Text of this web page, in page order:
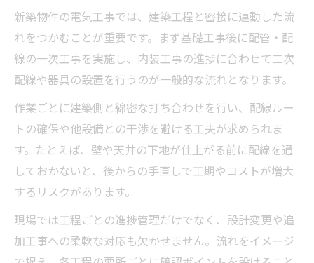
影響
現場で守るべき電気工事安全基準と判断力
将来性ある電気工事士のキャリアと工事枠組み
解
電気工事の流れがキャリアに及ぼす影響を
解説
電気工事士は勝ち組か？現場経験から考察
性
電気工事資格と実務経験が収入に直結する
新築物件の電気工事では、建築工程と密接に連動した流
れをつかむことが重要です。まず基礎工事後に配管・配
線の一次工事を実施し、内装工事の進捗に合わせて二次
配線や器具の設置を行うのが一般的な流れとなります。
作業ごとに建築側と綿密な打ち合わせを行い、配線ルー
トの確保や他設備との干渉を避ける工夫が求められま
す。たとえば、壁や天井の下地が仕上がる前に配線を通
しておかないと、後からの手直しで工期やコストが増大
するリスクがあります。
現場では工程ごとの進捗管理だけでなく、設計変更や追
加工事への柔軟な対応も欠かせません。流れをイメージ